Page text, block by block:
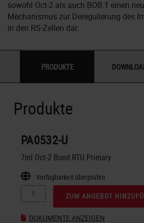
sowohl Oct-2 als auch BOB.1 einen
Mechanismus zur Deregulierung des
in den RS-Zellen dar.
PRODUKTE
Produkte
PA0532-U
7ml Oct-2 Bond RTU Primary
Verfügbarkeit überprüfen
ZUM ANGEBOT
DOKUMENTE ANZEIGEN